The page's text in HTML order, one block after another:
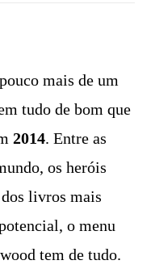
mais de um
tudo de bom que
2014. Entre as
os heróis
dos livros mais
o menu
tem de tudo.